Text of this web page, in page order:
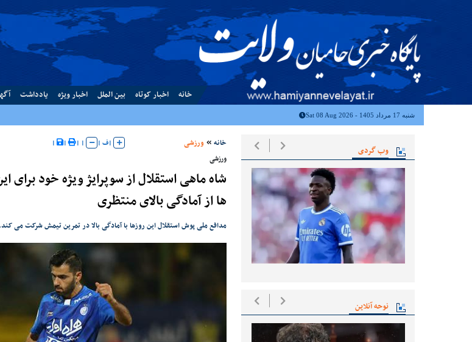
خانه اخبار کوتاه بین الملل اخبار ویژه یادداشت
شنبه 17 مرداد 1405 - Sat 08 Aug 2026
وب گردی
نوحه آنلاین
خانه ورزشی |ف|
|
|
|
|
ورزشی
شاه ماهی استقلال از سوپرایژ ویژه خود برای
ها از آمادگی بالای منتظری
مدافع ملی پوش استقلال این روزها با آمادگی بالا در تمرین تیمش شرکت می کند.